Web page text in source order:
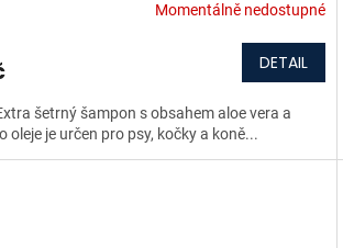
Momentálně nedostupné
DETAIL
šetrný šampon s obsahem aloe vera a
oleje je určen pro psy, kočky a koně...